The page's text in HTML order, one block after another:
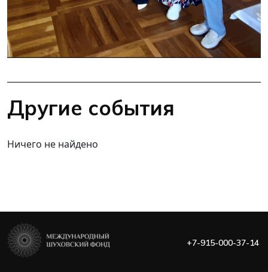
Другие события
Ничего не найдено
+7-915-000-37-14